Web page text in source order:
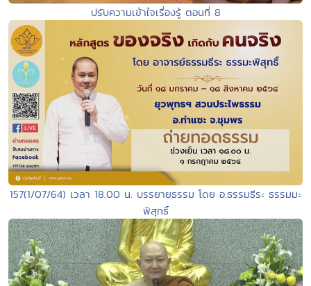
ปรับความเข้าใจเรื่องรู้ ตอนที่ 8
157(1/07/64) เวลา 18.00 น. บรรยายธรรม โดย อ.ธรรมธีระ ธรรมมะ
พิสุทธิ์